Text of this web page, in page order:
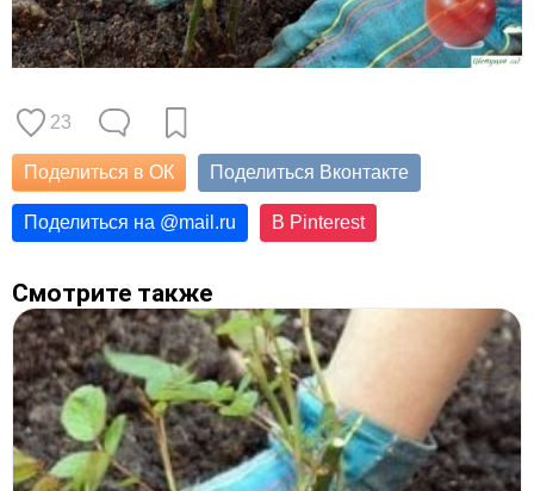
23
Поделиться в ОК Поделиться Вконтакте
Поделиться на @mail.ru В Pinterest
Смотрите также